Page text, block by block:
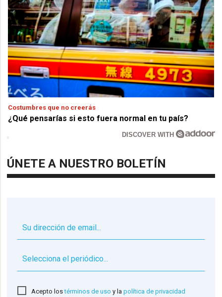
Costumbres que no creerás
¿Qué pensarías si esto fuera normal en tu país?
DISCOVER WITH
ÚNETE A NUESTRO BOLETÍN
Acepto lostérminos de uso y lapolítica de privacidad